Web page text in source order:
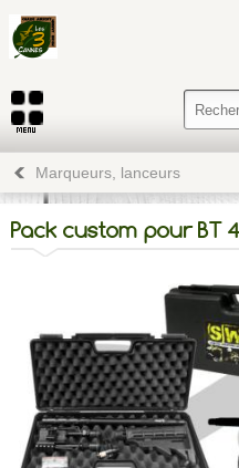
Marqueurs, lanceurs
Pack custom pour BT